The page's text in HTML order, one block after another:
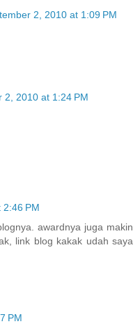
2, 2010 at 1:09 PM
2, 2010 at 1:24 PM
PM
awardnya juga makin
link blog kakak udah saya
PM